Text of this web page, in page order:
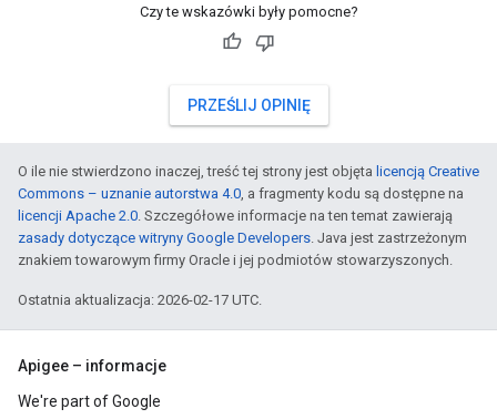
Czy te wskazówki były pomocne?
PRZEŚLIJ OPINIĘ
O ile nie stwierdzono inaczej, treść tej strony jest objęta licencją Creative
Commons – uznanie autorstwa 4.0, a fragmenty kodu są dostępne na
licencji Apache 2.0. Szczegółowe informacje na ten temat zawierają
zasady dotyczące witryny Google Developers. Java jest zastrzeżonym
znakiem towarowym firmy Oracle i jej podmiotów stowarzyszonych.
Ostatnia aktualizacja: 2026-02-17 UTC.
Apigee – informacje
We're part of Google